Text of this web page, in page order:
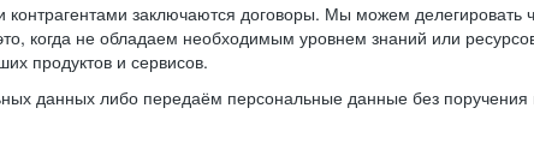
контрагентами заключаются договоры. Мы можем делегировать
когда не обладаем необходимым уровнем знаний или
продуктов и сервисов.
данных либо передаём персональные данные без поручения